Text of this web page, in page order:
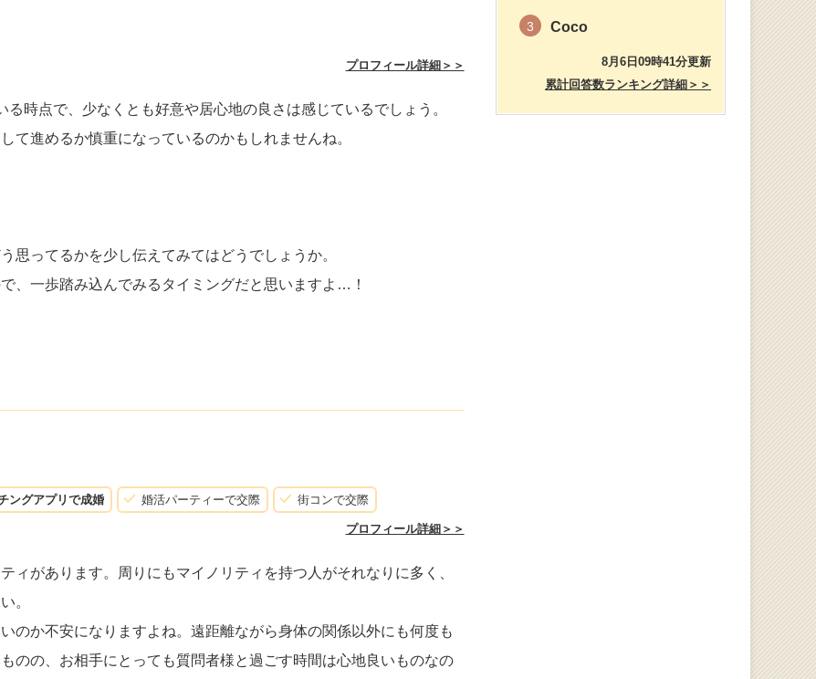
プロフィール詳細＞＞
時点で、少なくとも好意や居心地の良さは感じているでしょう。
て進めるか慎重になっているのかもしれませんね。
思ってるかを少し伝えてみてはどうでしょうか。
、一歩踏み込んでみるタイミングだと思いますよ…！
ングアプリで成婚 婚活パーティーで交際 街コンで交際
プロフィール詳細＞＞
ィがあります。周りにもマイノリティを持つ人がそれなりに多く、
。
のか不安になりますよね。遠距離ながら身体の関係以外にも何度も
のの、お相手にとっても質問者様と過ごす時間は心地良いものなの
3 Coco
8月6日09時41分更新
累計回答数ランキング詳細＞＞